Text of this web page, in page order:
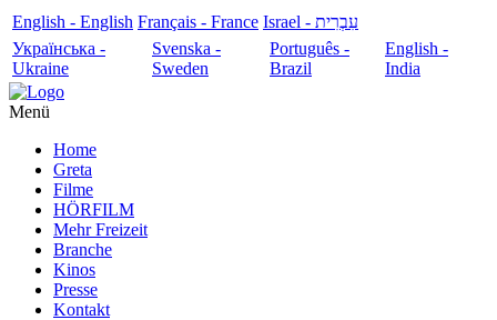
English - English Français - France
עִבְרִית - Israel
Українська -
Ukraine
Svenska -
Sweden
Português -
Brazil
English -
India
Menü
Home
Greta
Filme
HÖRFILM
Mehr Freizeit
Branche
Kinos
Presse
Kontakt